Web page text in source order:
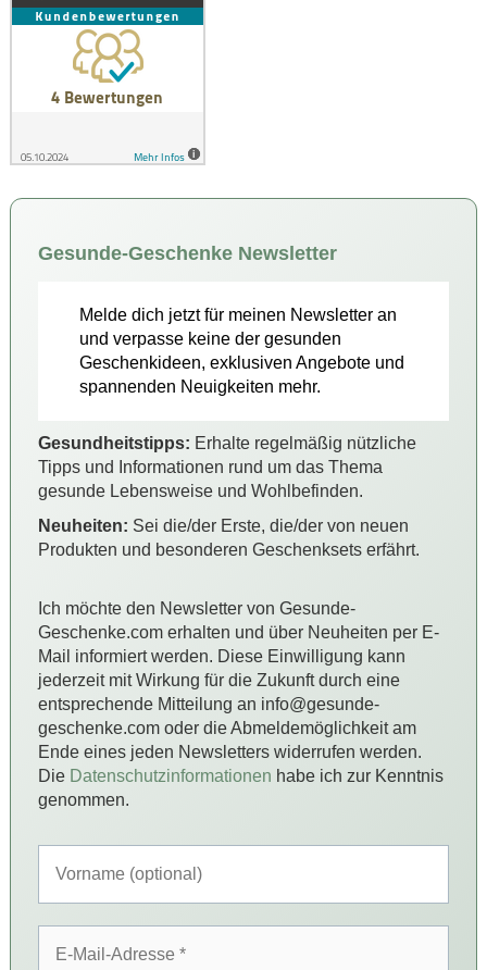
Gesunde-Geschenke Newsletter
Melde dich jetzt für meinen Newsletter an
und verpasse keine der gesunden
Geschenkideen, exklusiven Angebote und
spannenden Neuigkeiten mehr.
Gesundheitstipps: Erhalte regelmäßig nützliche
Tipps und Informationen rund um das Thema
gesunde Lebensweise und Wohlbefinden.
Neuheiten: Sei die/der Erste, die/der von neuen
Produkten und besonderen Geschenksets erfährt.
Ich möchte den Newsletter von Gesunde-
Geschenke.com erhalten und über Neuheiten per E-
Mail informiert werden. Diese Einwilligung kann
jederzeit mit Wirkung für die Zukunft durch eine
entsprechende Mitteilung an info@gesunde-
geschenke.com oder die Abmeldemöglichkeit am
Ende eines jeden Newsletters widerrufen werden.
DieDatenschutzinformationen habe ich zur Kenntnis
genommen.